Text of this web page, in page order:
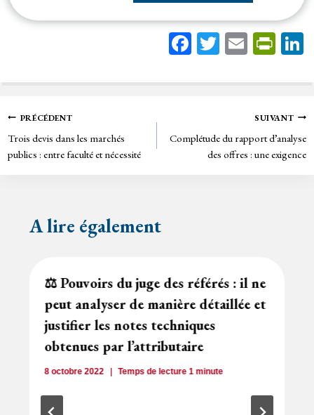
Fa
bo
T
tt
E
ail
Pr
tF
rie
n
dl
Navigation
de
PRÉCÉDENT
Trois devis dans les marchés
publics : entre faculté et nécessité
SUIVANT
Complétude du rapport d’analyse
des offres : une exigence
A lire également
⚖️ Pouvoirs du juge des référés : il ne
peut analyser de manière détaillée et
justifier les notes techniques
obtenues par l’attributaire
8 octobre 2022 Temps de lecture 1minute